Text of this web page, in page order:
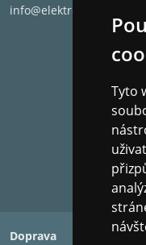
Tyto
Impedance:
Rozměry (V x Š x H):
info@elektronet.cz
Doprava